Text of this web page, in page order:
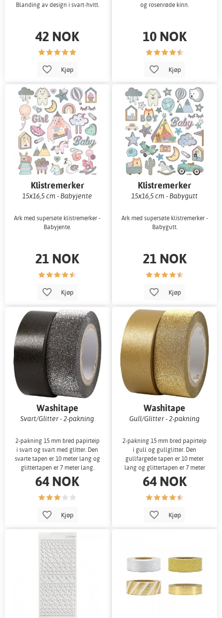
Blanding av design i svart-hvitt.
42 NOK
Kjøp
og rosenrøde kinn.
10 NOK
Kjøp
Klistremerker
15x16,5 cm - Babyjente
Ark med supersøte klistremerker -
Babyjente.
21 NOK
Kjøp
Klistremerker
15x16,5 cm - Babygutt
Ark med supersøte klistremerker -
Babygutt.
21 NOK
Kjøp
Washitape
Svart/Glitter - 2-pakning
2-pakning 15 mm bred papirteip
i svart og svart med glitter. Den
svarte tapen er 10 meter lang og
glittertapen er 7 meter lang.
64 NOK
Kjøp
Washitape
Gull/Glitter - 2-pakning
2-pakning 15 mm bred papirteip
i gull og gullglitter. Den
gullfargede tapen er 10 meter
lang og glittertapen er 7 meter
lang.
64 NOK
Kjøp